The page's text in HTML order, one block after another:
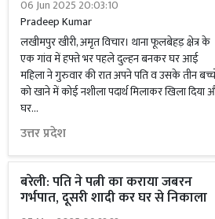
06 Jun 2025 20:03:10
Pradeep Kumar
लखीमपुर खीरी, अमृत विचार। थाना फूलबेहड़ क्षेत्र के
एक गांव में हफ्ते भर पहले दुल्हन बनकर घर आई
महिला ने गुरुवार की रात अपने पति व उसके तीन
को खाने में कोई नशीला पदार्थ मिलाकर खिला दिया
घर...
उत्तर प्रदेश
बरेली: पति ने पत्नी का कराया जबरन
गर्भपात, दूसरी शादी कर घर से निकाला